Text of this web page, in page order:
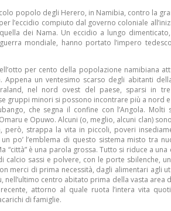
popolo degli Herero, in Namibia, contro la
l’eccidio compiuto dal governo coloniale
dei Nama. Un eccidio a lungo
mondiale, hanno portato l’impero
per cento della popolazione namibiana
Appena un ventesimo scarso degli abitanti
nel nord ovest del paese, sparsi in
gruppi minori si possono incontrare più a nord
che segna il confine con l’Angola.
e Opuwo. Alcuni (o, meglio, alcuni clan)
però, strappa la vita in piccoli, poveri
po’ l’emblema di questo sistema misto tra
“città” è una parola grossa. Tutto si riduce a
calcio sassi e polvere, con le porte sbilenche,
merci di prima necessità, dagli alimentari agli
nell’ultimo centro abitato prima della vasta area
attorno al quale ruota l’intera vita
di famiglie.